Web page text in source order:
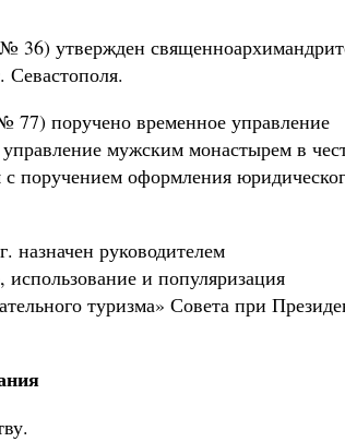
36) утвержден
Севастополя.
поручено временное управление
мужским монастырем в
поручением оформления
назначен руководителем
и популяризация
туризма» Совета при